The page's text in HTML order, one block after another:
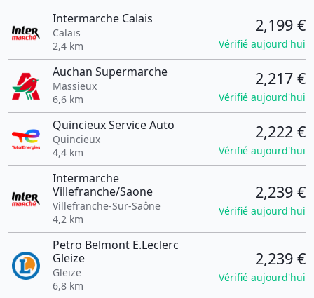
Intermarche Calais
Calais
2,4 km
2,199 €
Vérifié aujourd'hui
Auchan Supermarche
Massieux
6,6 km
2,217 €
Vérifié aujourd'hui
Quincieux Service Auto
Quincieux
4,4 km
2,222 €
Vérifié aujourd'hui
Intermarche
Villefranche/Saone
Villefranche-Sur-Saône
4,2 km
2,239 €
Vérifié aujourd'hui
Petro Belmont E.Leclerc
Gleize
Gleize
6,8 km
2,239 €
Vérifié aujourd'hui